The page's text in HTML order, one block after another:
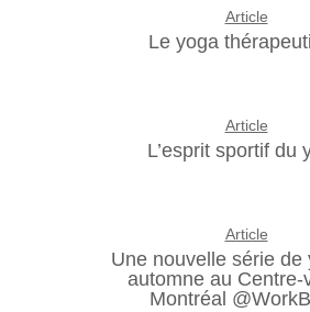
Article
Le yoga
Article
L’esprit sportif du
Article
Une nouvelle série de
automne au Centre-
Montréal